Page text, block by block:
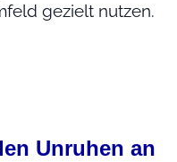
gezielt nutzen.
Unruhen an